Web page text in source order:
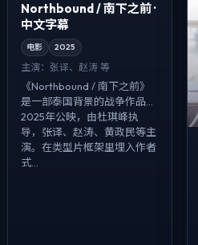
Northbound / 南下之前 ·
中文字幕
电影 2025
主演： 张译、赵涛 等
《Northbound / 南下之前》
是一部泰国背景的战争作品，
2025年公映，由杜琪峰执
导，张译、赵涛、黄政民等主
演。在类型片框架里埋入作者
式...